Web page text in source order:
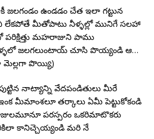
ఉండడం చేత ఇలా గట్టున
లేకపోతే మీతోపాటు నీళ్ళల్లో మునిగే సలహా
మహరాజుని పాము
జలగలుంటాయ్ చూసి పొయ్యండి ఆ…
మెల్లగా పొయ్యి)
నాట్యాన్ని వేదపండితులు మీరే
మీమాంశలూ తర్కాలు ఏమీ పెట్టుకోకండి
పరస్పరం ఒకరిమాటొకరు
కానిచ్చెయ్యండి మరి నే